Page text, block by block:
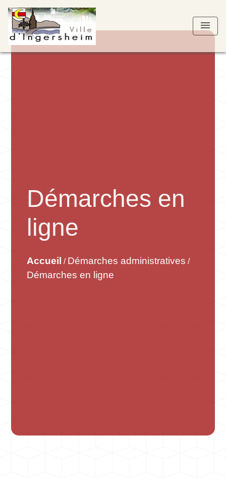
menu
Démarches en
ligne
Accueil / Démarches administratives /
Démarches en ligne